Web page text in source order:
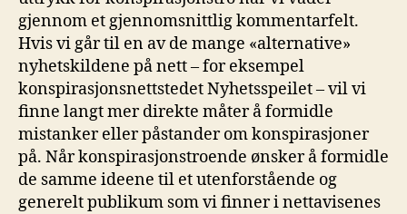
gjennom et gjennomsnittlig kommentarfelt.
Hvis vi går til en av de mange «alternative»
nyhetskildene på nett – for eksempel
konspirasjonsnettstedet Nyhetsspeilet – vil vi
finne langt mer direkte måter å formidle
mistanker eller påstander om konspirasjoner
på. Når konspirasjonstroende ønsker å formidle
de samme ideene til et utenforstående og
generelt publikum som vi finner i nettavisenes